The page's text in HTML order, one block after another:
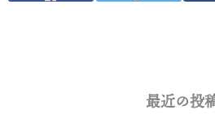
最近の投